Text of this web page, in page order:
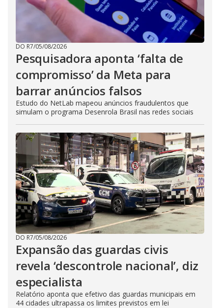
DO R7/05/08/2026
Pesquisadora aponta ‘falta de
compromisso’ da Meta para
barrar anúncios falsos
Estudo do NetLab mapeou anúncios fraudulentos que
simulam o programa Desenrola Brasil nas redes sociais
DO R7/05/08/2026
Expansão das guardas civis
revela ‘descontrole nacional’, diz
especialista
Relatório aponta que efetivo das guardas municipais em
44 cidades ultrapassa os limites previstos em lei